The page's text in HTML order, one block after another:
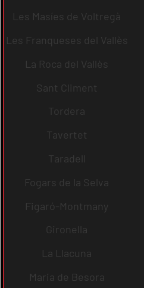
Les Masíes de Voltregà
Les Franqueses del Vallès
La Roca del Vallès
Sant Climent
Tordera
Tavertet
Taradell
Fogars de la Selva
Figaró-Montmany
Gironella
La Llacuna
Maria de Besora